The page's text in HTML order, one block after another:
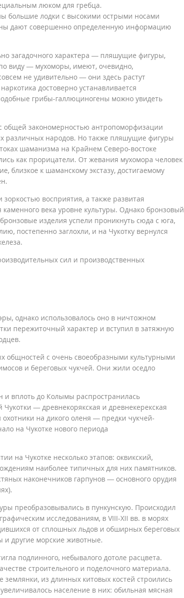
люком для гребца.
большие лодки с высокими острыми носами
дают совершенно определенную информацию
загадочного характера — пляшущие фигуры,
виду — мухоморы, имеют, очевидно,
не удивительно — они здесь растут
достоверно устанавливается
грибы-галлюциногены можно увидеть
общей закономерностью антропоморфизации
различных народов. Но также пляшущие фигуры
шаманизма на Крайнем Северо-востоке
как прорицатели. От жевания мухомора человек
близкое к шаманскому экстазу, достигаемому
восприятия, а также развитая
века уровне культуры. Однако бронзовый
изделия успели проникнуть сюда с юга,
постепенно заглохли, и на Чукотку вернулся
сил и производственных
однако использовалось оно в ничтожном
пережиточный характер и вступил в затяжную
общностей с очень своеобразными культурными
и береговых чукчей. Они жили оседло
и вплоть до Колымы распространилась
— древнекорякская и древнекерекская
охотники на дикого оленя — предки чукчей-
на Чукотке нового периода
на Чукотке несколько этапов: оквикский,
наиболее типичных для них памятников.
наконечников гарпунов — основного орудия
преобразовывались в пункунскую. Происходил
исследованиям, в VIII-XII вв. в морях
от сплошных льдов и обширных береговых
и другие морские животные.
подлинного, небывалого дотоле расцвета.
строительного и поделочного материала.
из длинных китовых костей строились
население в них: обильная мясная